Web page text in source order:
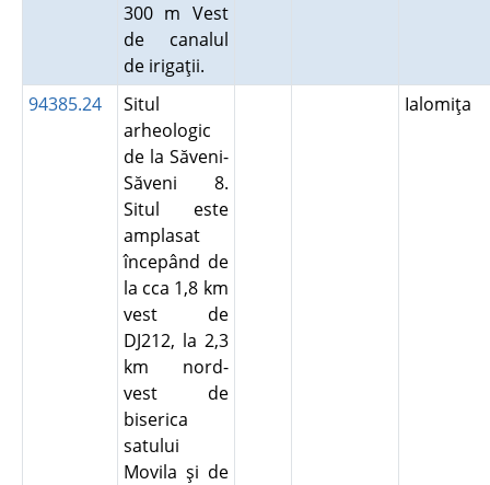
300 m Vest
de canalul
de irigaţii.
94385.24
Situl
arheologic
de la Săveni-
Săveni 8.
Situl este
amplasat
începând de
la cca 1,8 km
vest de
DJ212, la 2,3
km nord-
vest de
biserica
satului
Movila şi de
Ialomiţa